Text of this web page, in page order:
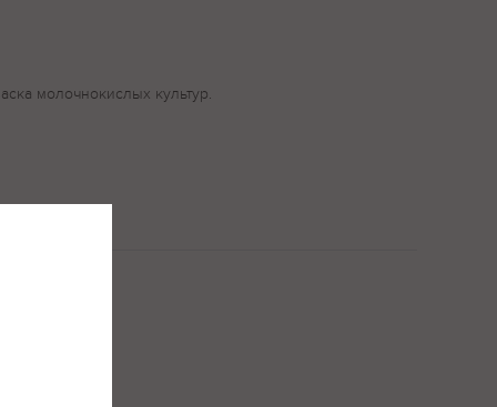
молочнокислых культур.